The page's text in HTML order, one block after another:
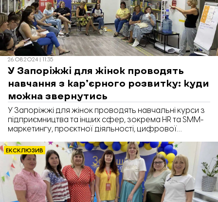
26.08.2024 | 11:35
У Запоріжжі для жінок проводять
навчання з карʼєрного розвитку: куди
можна звернутись
У Запоріжжі для жінок проводять навчальні курси з
підприємництва та інших сфер, зокрема HR та SMM-
маркетингу, проєктної діяльності, цифрової
Людмила Остапенко, менеджерка безпечного
простору Благодійного Фонду «Схід SOS» у
Запоріжжі.
ЕКСКЛЮЗИВ